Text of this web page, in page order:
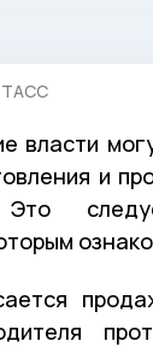
ТАСС
власти
и
Это